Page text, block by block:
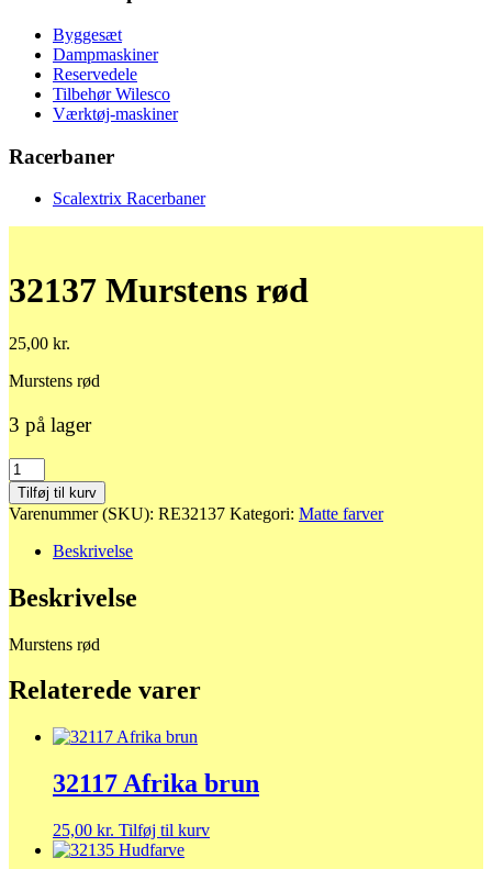
Byggesæt
Dampmaskiner
Reservedele
Tilbehør Wilesco
Værktøj-maskiner
Racerbaner
Scalextrix Racerbaner
32137 Murstens rød
25,00 kr.
Murstens rød
3 på lager
32137
Murstens
rød
antal
Tilføj til kurv
Varenummer (SKU): RE32137 Kategori: Matte farver
Beskrivelse
Beskrivelse
Murstens rød
Relaterede varer
32117 Afrika brun
25,00 kr. Tilføj til kurv